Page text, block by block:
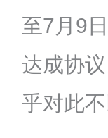
至7月9
达成协
乎对此不